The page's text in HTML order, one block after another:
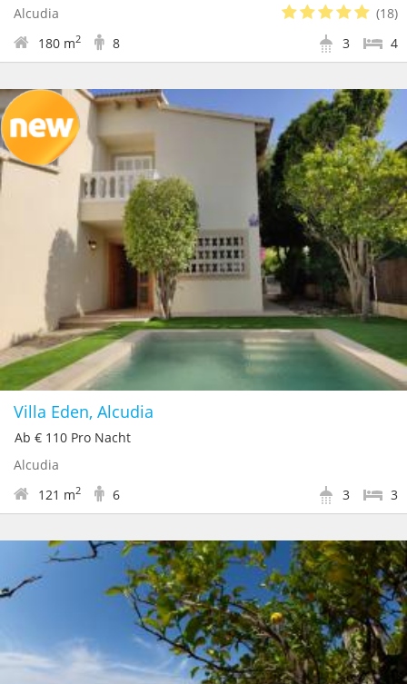
Alcudia
(18)
180 m2 8 4
3
Villa Eden, Alcudia
Ab € 110 Pro Nacht
Alcudia
121 m2 6 3
3